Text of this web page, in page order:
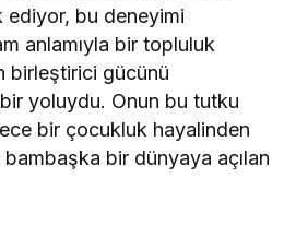
ediyor, bu deneyimi
anlamıyla bir topluluk
birleştirici gücünü
yoluydu. Onun bu tutku
bir çocukluk hayalinden
bambaşka bir dünyaya açılan